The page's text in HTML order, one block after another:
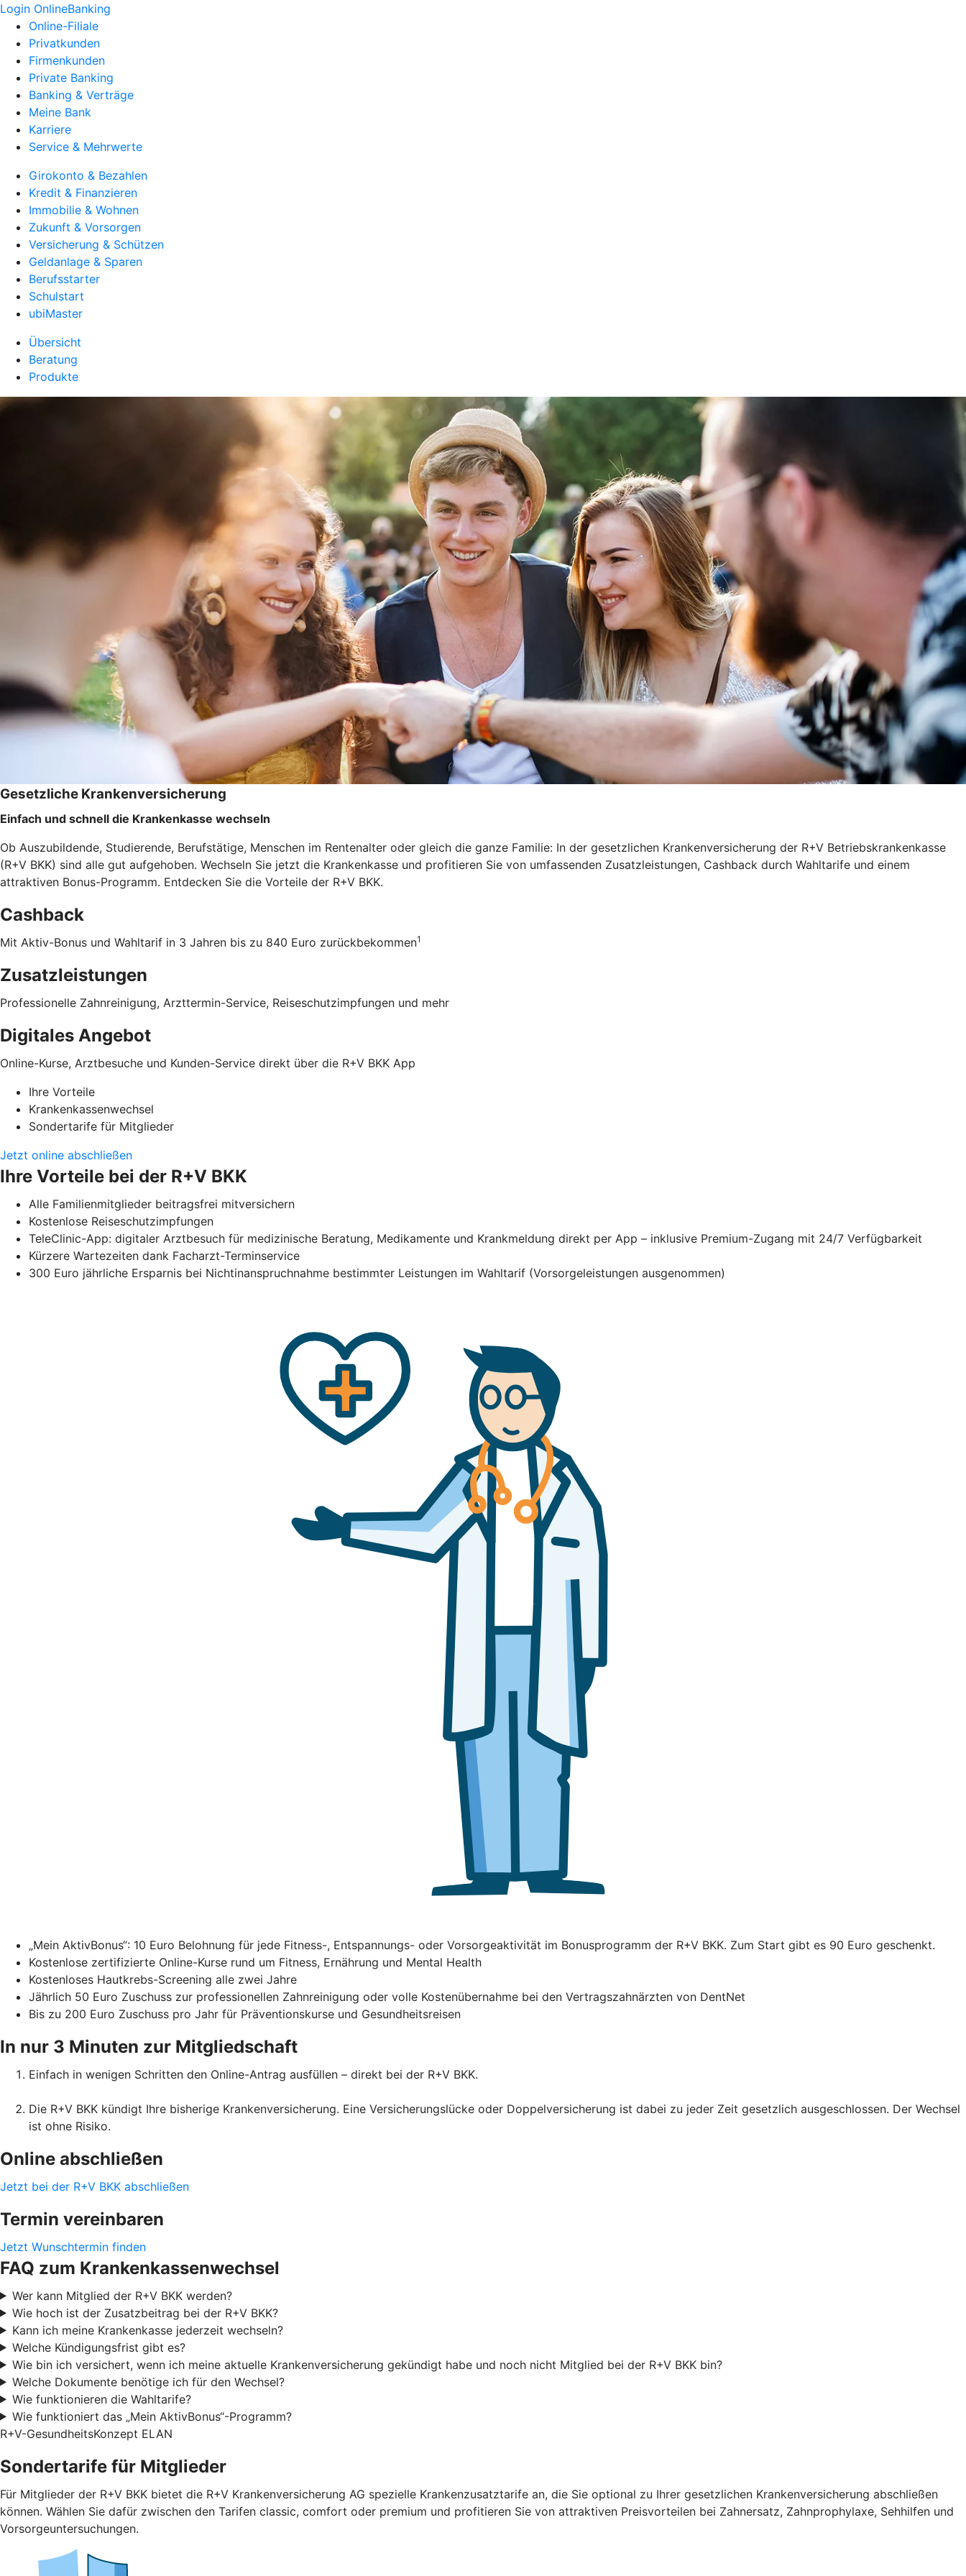
Login OnlineBanking
Online-Filiale
Privatkunden
Firmenkunden
Private Banking
Banking & Verträge
Meine Bank
Karriere
Service & Mehrwerte
Girokonto & Bezahlen
Kredit & Finanzieren
Immobilie & Wohnen
Zukunft & Vorsorgen
Versicherung & Schützen
Geldanlage & Sparen
Berufsstarter
Schulstart
ubiMaster
Übersicht
Beratung
Produkte
Gesetzliche Krankenversicherung
Einfach und schnell die Krankenkasse wechseln
Ob Auszubildende, Studierende, Berufstätige, Menschen im Rentenalter oder gleich die ganze Familie: In der gesetzlichen Krankenversicherung der R+V Betriebskrankenkasse
(R+V BKK) sind alle gut aufgehoben. Wechseln Sie jetzt die Krankenkasse und profitieren Sie von umfassenden Zusatzleistungen, Cashback durch Wahltarife und einem
attraktiven Bonus-Programm. Entdecken Sie die Vorteile der R+V BKK.
Cashback
Mit Aktiv-Bonus und Wahltarif in 3 Jahren bis zu 840 Euro zurückbekommen1
Zusatzleistungen
Professionelle Zahnreinigung, Arzttermin-Service, Reiseschutzimpfungen und mehr
Digitales Angebot
Online-Kurse, Arztbesuche und Kunden-Service direkt über die R+V BKK App
Ihre Vorteile
Krankenkassenwechsel
Sondertarife für Mitglieder
Jetzt online abschließen
Ihre Vorteile bei der R+V BKK
Alle Familienmitglieder beitragsfrei mitversichern
Kostenlose Reiseschutzimpfungen
TeleClinic-App: digitaler Arztbesuch für medizinische Beratung, Medikamente und Krankmeldung direkt per App – inklusive Premium-Zugang mit 24/7 Verfügbarkeit
Kürzere Wartezeiten dank Facharzt-Terminservice
300 Euro jährliche Ersparnis bei Nichtinanspruchnahme bestimmter Leistungen im Wahltarif (Vorsorgeleistungen ausgenommen)
„Mein AktivBonus“: 10 Euro Belohnung für jede Fitness-, Entspannungs- oder Vorsorgeaktivität im Bonusprogramm der R+V BKK. Zum Start gibt es 90 Euro geschenkt.
Kostenlose zertifizierte Online-Kurse rund um Fitness, Ernährung und Mental Health
Kostenloses Hautkrebs-Screening alle zwei Jahre
Jährlich 50 Euro Zuschuss zur professionellen Zahnreinigung oder volle Kostenübernahme bei den Vertragszahnärzten von DentNet
Bis zu 200 Euro Zuschuss pro Jahr für Präventionskurse und Gesundheitsreisen
In nur 3 Minuten zur Mitgliedschaft
Einfach in wenigen Schritten den Online-Antrag ausfüllen – direkt bei der R+V BKK.
Die R+V BKK kündigt Ihre bisherige Krankenversicherung. Eine Versicherungslücke oder Doppelversicherung ist dabei zu jeder Zeit gesetzlich ausgeschlossen. Der Wechsel
ist ohne Risiko.
Online abschließen
Jetzt bei der R+V BKK abschließen
Termin vereinbaren
Jetzt Wunschtermin finden
FAQ zum Krankenkassenwechsel
Wer kann Mitglied der R+V BKK werden?
Wie hoch ist der Zusatzbeitrag bei der R+V BKK?
Kann ich meine Krankenkasse jederzeit wechseln?
Welche Kündigungsfrist gibt es?
Wie bin ich versichert, wenn ich meine aktuelle Krankenversicherung gekündigt habe und noch nicht Mitglied bei der R+V BKK bin?
Welche Dokumente benötige ich für den Wechsel?
Wie funktionieren die Wahltarife?
Wie funktioniert das „Mein AktivBonus“-Programm?
R+V-GesundheitsKonzept ELAN
Sondertarife für Mitglieder
Für Mitglieder der R+V BKK bietet die R+V Krankenversicherung AG spezielle Krankenzusatztarife an, die Sie optional zu Ihrer gesetzlichen Krankenversicherung abschließen
können. Wählen Sie dafür zwischen den Tarifen classic, comfort oder premium und profitieren Sie von attraktiven Preisvorteilen bei Zahnersatz, Zahnprophylaxe, Sehhilfen und
Vorsorgeuntersuchungen.